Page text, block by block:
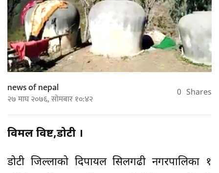
news of nepal
२७ माघ २०७६, सोमबार १०:४२ 0 Shares
विमल विष्ट,डोटी ।
डोटी जिल्लाको दिपायल सिलगढी नगरपालिका १